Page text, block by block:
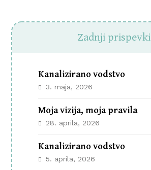
Zadnji prispevki
Kanalizirano vodstvo
3. maja, 2026
Moja vizija, moja pravila
28. aprila, 2026
Kanalizirano vodstvo
5. aprila, 2026